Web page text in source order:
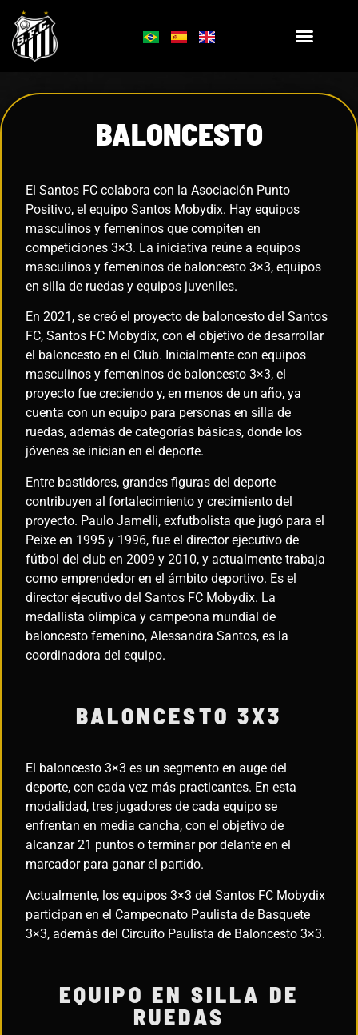
BALONCESTO
El Santos FC colabora con la Asociación Punto
Positivo, el equipo Santos Mobydix. Hay equipos
masculinos y femeninos que compiten en
competiciones 3×3. La iniciativa reúne a equipos
masculinos y femeninos de baloncesto 3×3, equipos
en silla de ruedas y equipos juveniles.
En 2021, se creó el proyecto de baloncesto del Santos
FC, Santos FC Mobydix, con el objetivo de desarrollar
el baloncesto en el Club. Inicialmente con equipos
masculinos y femeninos de baloncesto 3×3, el
proyecto fue creciendo y, en menos de un año, ya
cuenta con un equipo para personas en silla de
ruedas, además de categorías básicas, donde los
jóvenes se inician en el deporte.
Entre bastidores, grandes figuras del deporte
contribuyen al fortalecimiento y crecimiento del
proyecto. Paulo Jamelli, exfutbolista que jugó para el
Peixe en 1995 y 1996, fue el director ejecutivo de
fútbol del club en 2009 y 2010, y actualmente trabaja
como emprendedor en el ámbito deportivo. Es el
director ejecutivo del Santos FC Mobydix. La
medallista olímpica y campeona mundial de
baloncesto femenino, Alessandra Santos, es la
coordinadora del equipo.
BALONCESTO 3X3
El baloncesto 3×3 es un segmento en auge del
deporte, con cada vez más practicantes. En esta
modalidad, tres jugadores de cada equipo se
enfrentan en media cancha, con el objetivo de
alcanzar 21 puntos o terminar por delante en el
marcador para ganar el partido.
Actualmente, los equipos 3×3 del Santos FC Mobydix
participan en el Campeonato Paulista de Basquete
3×3, además del Circuito Paulista de Baloncesto 3×3.
EQUIPO EN SILLA DE
RUEDAS